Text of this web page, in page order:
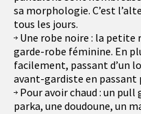
sa morphologie. C’est
tous les jours.
Une robe noire : la petite
garde-robe féminine. En
facilement, passant d’un
avant-gardiste en passant
Pour avoir chaud : un pull
parka, une doudoune, un